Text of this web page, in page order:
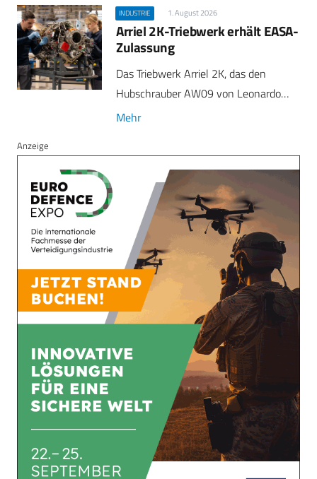
INDUSTRIE 1. August 2026
Arriel 2K-Triebwerk erhält EASA-
Zulassung
Das Triebwerk Arriel 2K, das den
Hubschrauber AW09 von Leonardo…
Mehr
Anzeige